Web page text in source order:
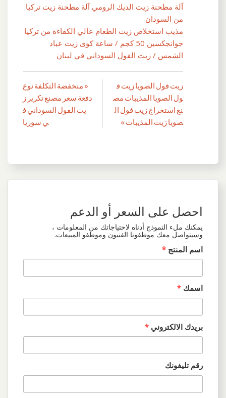
آلة مطحنة زيت الديك الرومي آلة مطحنة زيت تركيا
من السودان
مذيب استخلاص زيت الطعام عالي الكفاءة من تركيا
جوانجكسين 50 كجم / ساعة كوى زيت عباد
الشمس / زيت الفول السوداني في لبنان
تصفّح
المقالات
« منخفضة التكلفة نوع
دفعة سعر مصنع تكرير ز
يت الفول السوداني ف
ي سوريا
زيت فول الصويا زيت ف
ول الصويا المذيبات مص
نع استخراج زيت فول ال
صويا زيت المذيبات »
احصل على السعر أو الدعم
يمكنك ملء النموذج أدناه لاحتياجاتك من المعلومات ،
وسيتواصل معك موظفونا الفنيون وموظفو المبيعات.
اسم المنتج *
اسمك *
بريدك الالكتروني *
رقم تليفونك